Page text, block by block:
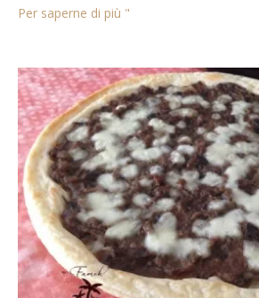
Per saperne di più "